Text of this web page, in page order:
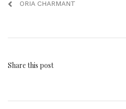
articoli
Previous
ORIA CHARMANT
Share this post